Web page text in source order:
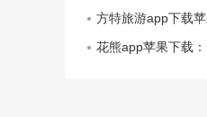
方特旅游app下载
花熊app苹果下载